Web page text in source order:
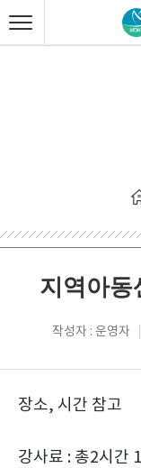
지역아동
작성자 : 운영자
장소, 시간 참고
강사료 : 총2시간